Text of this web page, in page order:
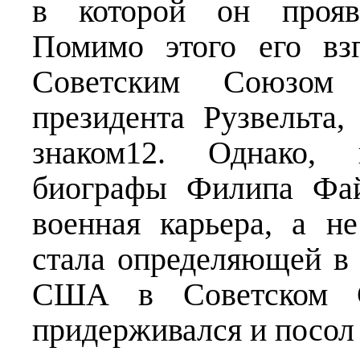
в которой он
Помимо этого его
Советским Союзом
президента
знаком12. Однако,
биографы Филипа
военная карьера, а
стала определяющей
США в Советском
придерживался и